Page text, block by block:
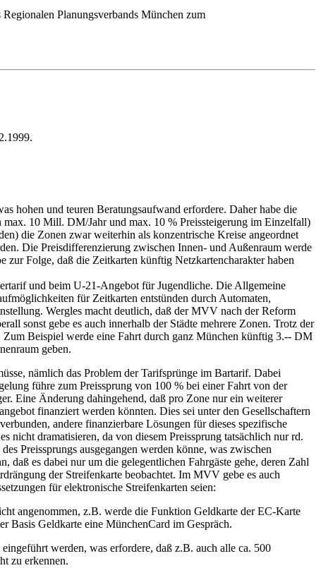
Planungsverbands München zum
hohen und teuren Beratungsaufwand erfordere. Daher habe die
10 Mill. DM/Jahr und max. 10 % Preissteigerung im Einzelfall)
die Zonen zwar weiterhin als konzentrische Kreise angeordnet
Die Preisdifferenzierung zwischen Innen- und Außenraum werde
zur Folge, daß die Zeitkarten künftig Netzkartencharakter haben
und beim U-21-Angebot für Jugendliche. Die Allgemeine
für Zeitkarten entstünden durch Automaten,
Wergles macht deutlich, daß der MVV nach der Reform
sonst gebe es auch innerhalb der Städte mehrere Zonen. Trotz der
Beispiel werde eine Fahrt durch ganz München künftig 3.-- DM
geben.
nämlich das Problem der Tarifsprünge im Bartarif. Dabei
führe zum Preissprung von 100 % bei einer Fahrt von der
Eine Änderung dahingehend, daß pro Zone nur ein weiterer
finanziert werden könnten. Dies sei unter den Gesellschaftern
andere finanzierbare Lösungen für dieses spezifische
nicht dramatisieren, da von diesem Preissprung tatsächlich nur rd.
Preissprungs ausgegangen werden könne, was zwischen
es dabei nur um die gelegentlichen Fahrgäste gehe, deren Zahl
der Streifenkarte beobachtet. Im MVV gebe es auch
für elektronische Streifenkarten seien:
angenommen, z.B. werde die Funktion Geldkarte der EC-Karte
Basis Geldkarte eine MünchenCard im Gespräch.
werden, was erfordere, daß z.B. auch alle ca. 500
zu erkennen.